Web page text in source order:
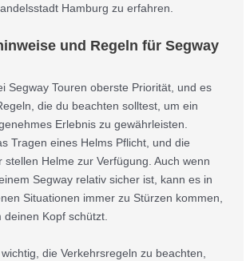
Hamburg zu erfahren.
und Regeln für Segway
Segway Touren oberste Priorität, und es
die du beachten solltest, um ein
Erlebnis zu gewährleisten.
Tragen eines Helms Pflicht, und die
stellen Helme zur Verfügung. Auch wenn
Segway relativ sicher ist, kann es in
Situationen immer zu Stürzen kommen,
deinen Kopf schützt.
die Verkehrsregeln zu beachten,